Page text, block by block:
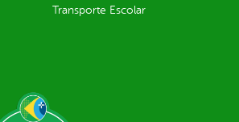
Transporte Escolar